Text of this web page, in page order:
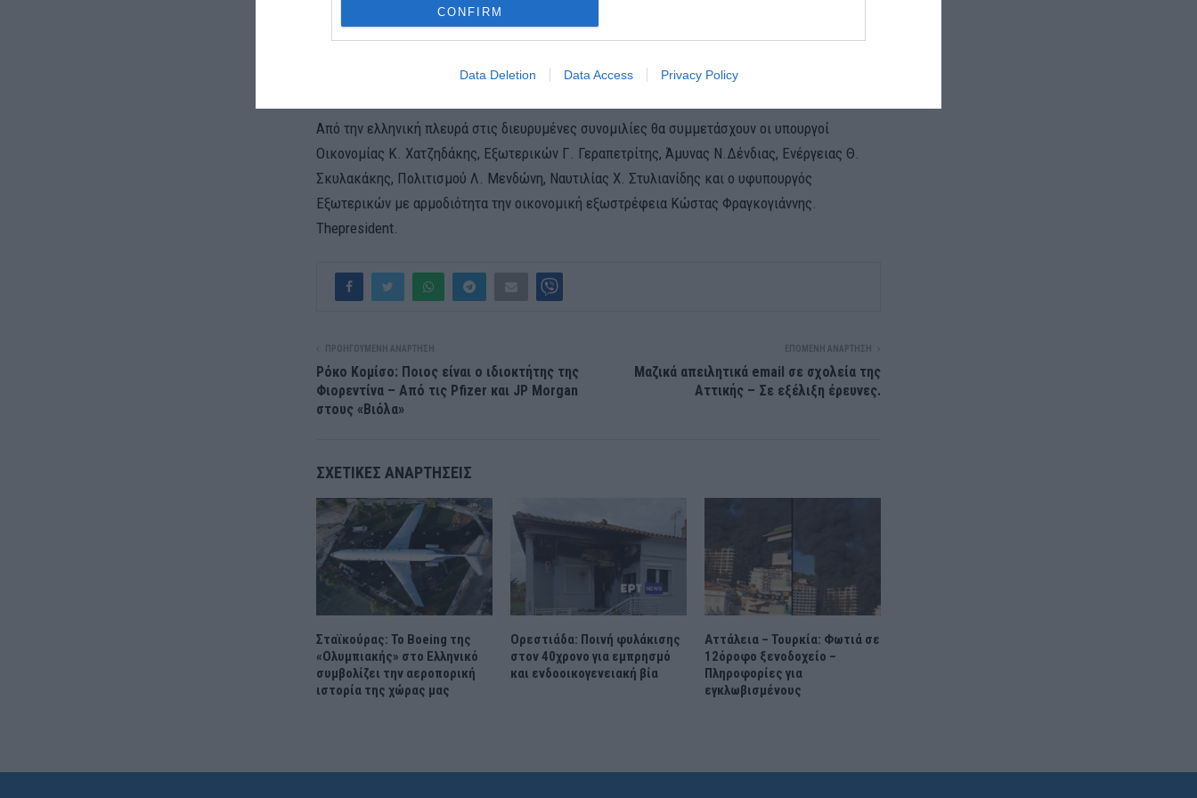
CONFIRM
Data Deletion Data Access Privacy Policy
του γραφείου του και από τους υπουργούς Μεταφορών, Ενέργειας, Εμπορίου και Βιομηχανίας,
Πολιτισμού, τον υφυπουργό Εξωτερικών, τον Διευθυντή Σπουδών και Έρευνας και τον
διευθύνοντα σύμβουλο της Αρχής Επενδύσεων του Κατάρ (Qatar Investment Authority), ενός
Από την ελληνική πλευρά στις διευρυμένες συνομιλίες θα συμμετάσχουν οι υπουργοί
Οικονομίας Κ. Χατζηδάκης, Εξωτερικών Γ. Γεραπετρίτης, Άμυνας Ν.Δένδιας, Ενέργειας Θ.
Σκυλακάκης, Πολιτισμού Λ. Μενδώνη, Ναυτιλίας Χ. Στυλιανίδης και ο υφυπουργός
Εξωτερικών με αρμοδιότητα την οικονομική εξωστρέφεια Κώστας Φραγκογιάννης.
Thepresident.
ΠΡΟΗΓΟΎΜΕΝΗ ΑΝΆΡΤΗΣΗ
Ρόκο Κομίσο: Ποιος είναι ο ιδιοκτήτης της
Φιορεντίνα – Από τις Pfizer και JP Morgan
στους «Βιόλα»
ΕΠΌΜΕΝΗ ΑΝΆΡΤΗΣΗ
Μαζικά απειλητικά email σε σχολεία της
Αττικής – Σε εξέλιξη έρευνες.
ΣΧΕΤΙΚΈΣ ΑΝΑΡΤΉΣΕΙΣ
Σταϊκούρας: Το Boeing της
«Ολυμπιακής» στο Ελληνικό
συμβολίζει την αεροπορική
ιστορία της χώρας μας
Ορεστιάδα: Ποινή φυλάκισης
στον 40χρονο για εμπρησμό
και ενδοοικογενειακή βία
Αττάλεια – Τουρκία: Φωτιά σε
12όροφο ξενοδοχείο –
Πληροφορίες για
εγκλωβισμένους